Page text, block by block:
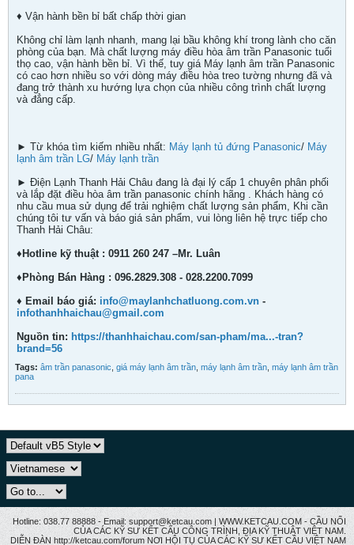
♦ Vận hành bền bỉ bất chấp thời gian
Không chỉ làm lạnh nhanh, mang lại bầu không khí trong lành cho căn
phòng của bạn. Mà chất lượng máy điều hòa âm trần Panasonic tuổi
thọ cao, vận hành bền bỉ. Vì thế, tuy giá Máy lạnh âm trần Panasonic
có cao hơn nhiều so với dòng máy điều hòa treo tường nhưng đã và
đang trở thành xu hướng lựa chọn của nhiều công trình chất lượng
và đẳng cấp.
► Từ khóa tìm kiếm nhiều nhất: Máy lạnh tủ đứng Panasonic/ Máy
lạnh âm trần LG/ Máy lạnh trần
► Điện Lạnh Thanh Hải Châu đang là đại lý cấp 1 chuyên phân phối
và lắp đặt điều hòa âm trần panasonic chính hãng . Khách hàng có
nhu cầu mua sử dụng để trải nghiệm chất lượng sản phẩm, Khi cần
chúng tôi tư vấn và báo giá sản phẩm, vui lòng liên hệ trực tiếp cho
Thanh Hải Châu:
♦Hotline kỹ thuật : 0911 260 247 –Mr. Luân
♦Phòng Bán Hàng : 096.2829.308 - 028.2200.7099
♦ Email báo giá: info@maylanhchatluong.com.vn -
infothanhhaichau@gmail.com
Nguồn tin: https://thanhhaichau.com/san-pham/ma...-tran?
brand=56
Tags: âm trần panasonic giá máy lạnh âm trần máy lạnh âm trần máy lạnh âm trần
pana
Hotline: 038.77 88888 - Email: support@ketcau.com | WWW.KETCAU.COM - CẦU NỐI
CỦA CÁC KỸ SƯ KẾT CẤU CÔNG TRÌNH, ĐỊA KỸ THUẬT VIỆT NAM.
DIỄN ĐÀN http://ketcau.com/forum NƠI HỘI TỤ CỦA CÁC KỸ SƯ KẾT CÂU VIỆT NAM